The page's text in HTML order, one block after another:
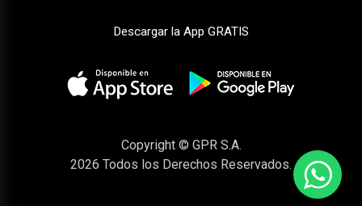
Descargar la App GRATIS
Copyright © GPR S.A.
2026 Todos los Derechos Reservados.